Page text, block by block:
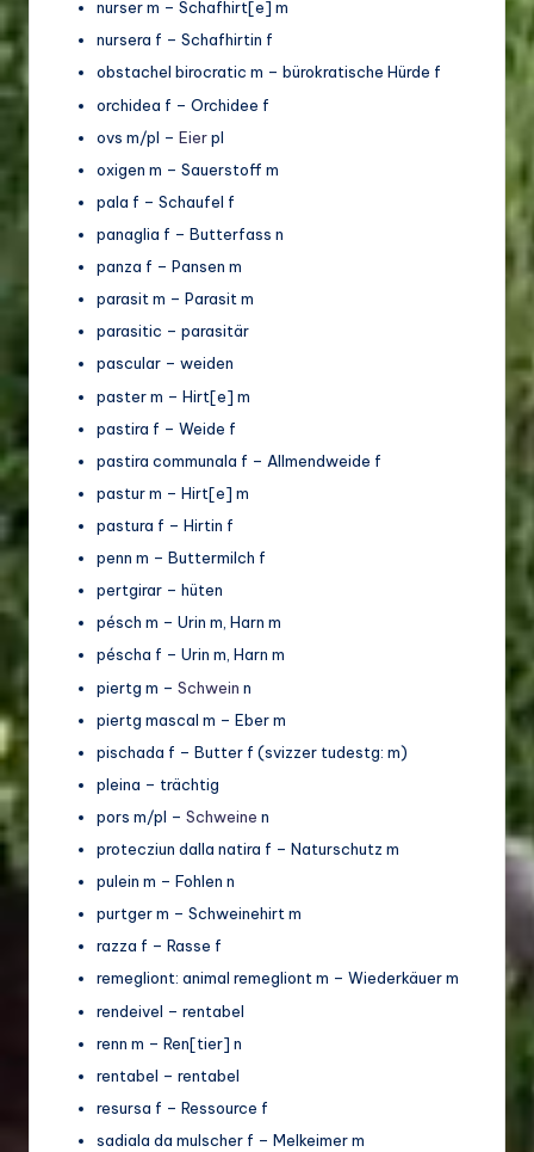
nurser m – Schafhirt[e] m
nursera f – Schafhirtin f
obstachel birocratic m – bürokratische Hürde f
orchidea f – Orchidee f
ovs m/pl – Eierpl
oxigen m – Sauerstoff m
pala f – Schaufel f
panaglia f – Butterfass n
panza f – Pansen m
parasit m – Parasit m
parasitic – parasitär
pascular – weiden
paster m – Hirt[e] m
pastira f – Weide f
pastira communala f – Allmendweide f
pastur m – Hirt[e] m
pastura f – Hirtin f
penn m – Buttermilch f
pertgirar – hüten
pésch m – Urin m, Harn m
péscha f – Urin m, Harn m
piertg m – Schwein n
piertg mascal m – Eber m
pischada f – Butter f (svizzer tudestg: m)
pleina – trächtig
pors m/pl – Schweine n
protecziun dalla natira f – Naturschutz m
pulein m – Fohlen n
purtger m – Schweinehirt m
razza f – Rasse f
remegliont: animal remegliont m – Wiederkäuer m
rendeivel – rentabel
renn m – Ren[tier] n
rentabel – rentabel
resursa f – Ressource f
sadiala da mulscher f – Melkeimer m